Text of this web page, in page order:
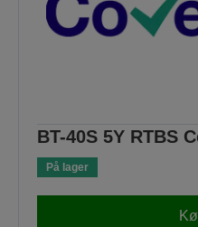
BT-40S 5Y RTBS
På lager